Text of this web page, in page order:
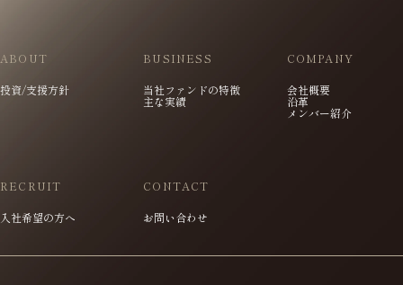
ABOUT
投資/支援方針
BUSINESS
当社ファンドの特徴
主な実績
COMPANY
会社概要
沿革
メンバー紹介
RECRUIT
入社希望の方へ
CONTACT
お問い合わせ